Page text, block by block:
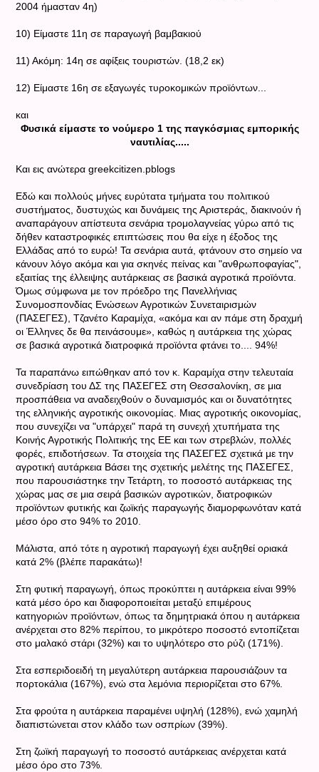
2004 ήμασταν 4η)
10) Είμαστε 11η σε παραγωγή βαμβακιού
11) Ακόμη: 14η σε αφίξεις τουριστών. (18,2 εκ)
12) Είμαστε 16η σε εξαγωγές τυροκομικών προϊόντων...
και
Φυσικά είμαστε το νούμερο 1 της παγκόσμιας εμπορικής
ναυτιλίας.....
Και εις ανώτερα greekcitizen.pblogs
Εδώ και πολλούς μήνες ευρύτατα τμήματα του πολιτικού
συστήματος, δυστυχώς και δυνάμεις της Αριστεράς, διακινούν ή
αναπαράγουν απίστευτα σενάρια τρομολαγνείας γύρω από τις
δήθεν καταστροφικές επιπτώσεις που θα είχε η έξοδος της
Ελλάδας από το ευρώ! Τα σενάρια αυτά, φτάνουν στο σημείο να
κάνουν λόγο ακόμα και για σκηνές πείνας και "ανθρωποφαγίας",
εξαιτίας της έλλειψης αυτάρκειας σε βασικά αγροτικά προϊόντα.
Όμως σύμφωνα με τον πρόεδρο της Πανελλήνιας
Συνομοσπονδίας Ενώσεων Αγροτικών Συνεταιρισμών
(ΠΑΣΕΓΕΣ), Τζανέτο Καραμίχα, «ακόμα και αν πάμε στη δραχμή
οι Έλληνες δε θα πεινάσουμε», καθώς η αυτάρκεια της χώρας
σε βασικά αγροτικά διατροφικά προϊόντα φτάνει το.... 94%!
Τα παραπάνω ειπώθηκαν από τον κ. Καραμίχα στην τελευταία
συνεδρίαση του ΔΣ της ΠΑΣΕΓΕΣ στη Θεσσαλονίκη, σε μια
προσπάθεια να αναδειχθούν ο δυναμισμός και οι δυνατότητες
της ελληνικής αγροτικής οικονομίας. Μιας αγροτικής οικονομίας,
που συνεχίζει να "υπάρχει" παρά τη συνεχή χτυπήματα της
Κοινής Αγροτικής Πολιτικής της ΕΕ και των στρεβλών, πολλές
φορές, επιδοτήσεων. Τα στοιχεία της ΠΑΣΕΓΕΣ σχετικά με την
αγροτική αυτάρκεια Βάσει της σχετικής μελέτης της ΠΑΣΕΓΕΣ,
που παρουσιάστηκε την Τετάρτη, το ποσοστό αυτάρκειας της
χώρας μας σε μια σειρά βασικών αγροτικών, διατροφικών
προϊόντων φυτικής και ζωϊκής παραγωγής διαμορφωνόταν κατά
μέσο όρο στο 94% το 2010.
Μάλιστα, από τότε η αγροτική παραγωγή έχει αυξηθεί οριακά
κατά 2% (βλέπε παρακάτω)!
Στη φυτική παραγωγή, όπως προκύπτει η αυτάρκεια είναι 99%
κατά μέσο όρο και διαφοροποιείται μεταξύ επιμέρους
κατηγοριών προϊόντων, όπως τα δημητριακά όπου η αυτάρκεια
ανέρχεται στο 82% περίπου, το μικρότερο ποσοστό εντοπίζεται
στο μαλακό στάρι (32%) και το υψηλότερο στο ρύζι (171%).
Στα εσπεριδοειδή τη μεγαλύτερη αυτάρκεια παρουσιάζουν τα
πορτοκάλια (167%), ενώ στα λεμόνια περιορίζεται στο 67%.
Στα φρούτα η αυτάρκεια παραμένει υψηλή (128%), ενώ χαμηλή
διαπιστώνεται στον κλάδο των οσπρίων (39%).
Στη ζωϊκή παραγωγή το ποσοστό αυτάρκειας ανέρχεται κατά
μέσο όρο στο 73%.